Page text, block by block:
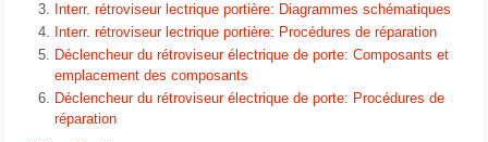
Interr. rétroviseur lectrique portière: Diagrammes schématiques
Interr. rétroviseur lectrique portière: Procédures de réparation
Déclencheur du rétroviseur électrique de porte: Composants et
emplacement des composants
Déclencheur du rétroviseur électrique de porte: Procédures de
réparation